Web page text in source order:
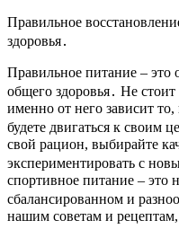
Правильное
здоровья․
Правильное питание – это
общего здоровья․ Не
именно от него зависит
будете двигаться к своим
свой рацион, выбирайте
экспериментировать с
спортивное питание – это
сбалансированном и
нашим советам и рецептам,